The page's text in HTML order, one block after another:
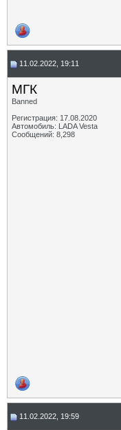
11.02.2022, 19:11
МГК
Banned
Регистрация: 17.08.2020
Автомобиль: LADA Vesta
Сообщений: 8,298
11.02.2022, 19:59